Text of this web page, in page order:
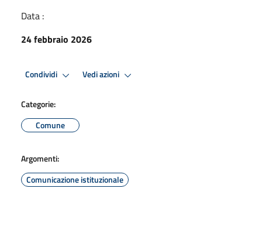
Data :
24 febbraio 2026
Condividi Vedi azioni
Categorie:
Comune
Argomenti:
Comunicazione istituzionale